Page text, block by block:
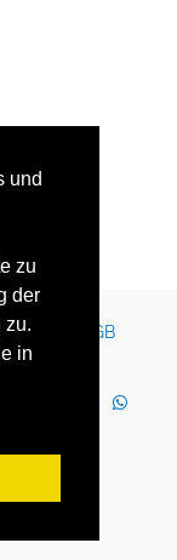
und
zu
der
zu.
in
AGB
GmbH